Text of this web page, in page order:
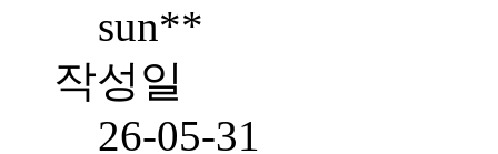
sun**
작성일
26-05-31